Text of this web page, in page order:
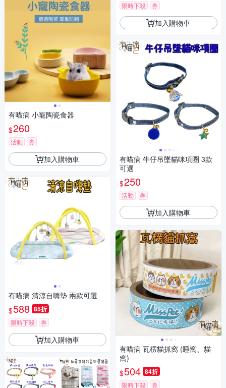
有喵病 小寵陶瓷食器
$260
活動 券
加入購物車
有喵病 清涼自嗨墊 兩款可選
$588 85折
限時下殺 券
加入購物車
限時下殺 券
加入購物車
有喵病 牛仔吊墜貓咪項圈 3款
可選
$250
活動 券
加入購物車
有喵病 瓦楞貓抓窩 (睡窩、貓
窩)
$504 84折
限時下殺 券